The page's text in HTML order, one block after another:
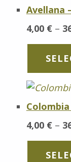
Avellana
4,00 € –
4,00 € –